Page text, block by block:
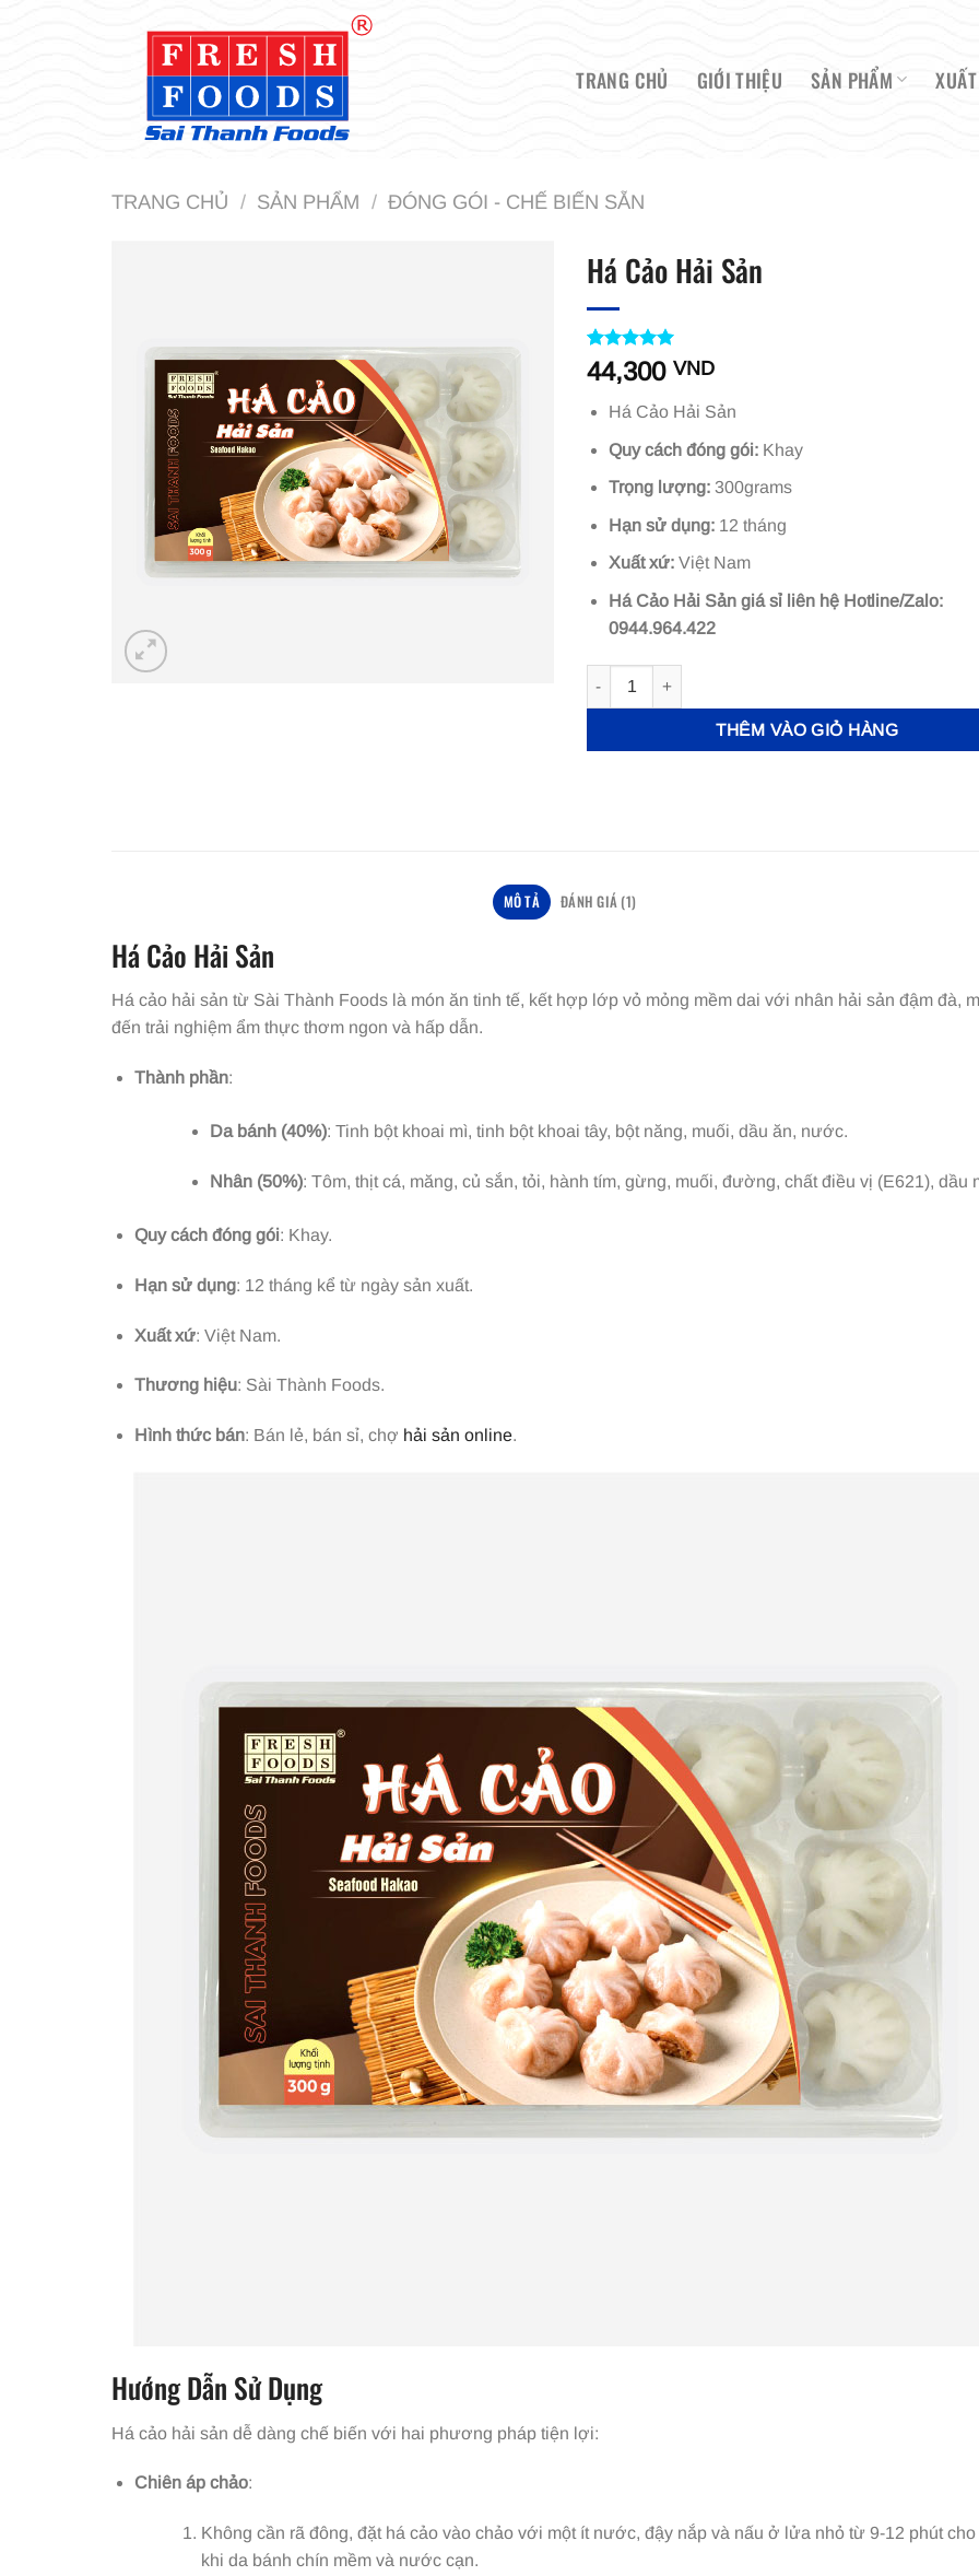
TRANG CHỦ GIỚI THIỆU SẢN PHẨM
TRANG CHỦ / SẢN PHẨM / ĐÓNG GÓI - CHẾ BIẾN SẴN
Há Cảo Hải Sản
5trên 5
dựa trên
1
44,300 VND
Há Cảo Hải Sản
Quy cách đóng gói: Khay
Trọng lượng: 300grams
Hạn sử dụng: 12 tháng
Xuất xứ: Việt Nam
Há Cảo Hải Sản giá sỉ liên hệ Hotline/Zalo:
0944.964.422
THÊM VÀO GIỎ HÀNG
MÔ TẢ ĐÁNH GIÁ (1)
Há Cảo Hải Sản
Há cảo hải sản từ Sài Thành Foods là món ăn tinh tế, kết hợp lớp vỏ mỏng mềm dai với nhân hải sản đậm đà,
đến trải nghiệm ẩm thực thơm ngon và hấp dẫn.
Thành phần:
Da bánh (40%): Tinh bột khoai mì, tinh bột khoai tây, bột năng, muối, dầu ăn, nước.
Nhân (50%): Tôm, thịt cá, măng, củ sắn, tỏi, hành tím, gừng, muối, đường, chất điều vị (E621), dầu
Quy cách đóng gói: Khay.
Hạn sử dụng: 12 tháng kể từ ngày sản xuất.
Xuất xứ: Việt Nam.
Thương hiệu: Sài Thành Foods.
Hình thức bán: Bán lẻ, bán sỉ, chợ hải sản online.
Hướng Dẫn Sử Dụng
Há cảo hải sản dễ dàng chế biến với hai phương pháp tiện lợi:
Chiên áp chảo:
Không cần rã đông, đặt há cảo vào chảo với một ít nước, đậy nắp và nấu ở lửa nhỏ từ 9-12 phút cho
khi da bánh chín mềm và nước cạn.